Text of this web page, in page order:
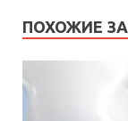
ПОХОЖИЕ